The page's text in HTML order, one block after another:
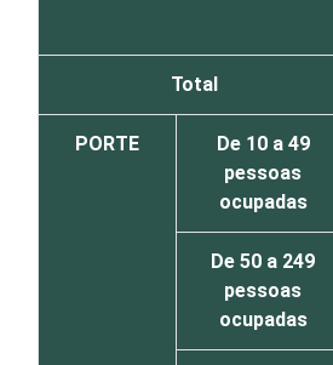
Total
PORTE
De 10 a 49
pessoas
ocupadas
De 50 a 249
pessoas
ocupadas